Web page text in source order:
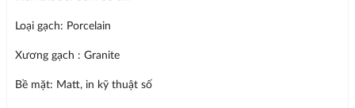
Loại gạch: Porcelain
Xương gạch : Granite
Bề mặt: Matt, in kỹ thuật số